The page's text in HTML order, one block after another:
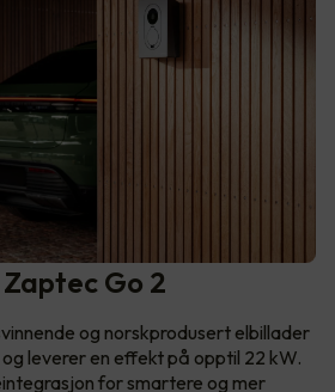
Go 2
og norskprodusert elbillader
leverer en effekt på opptil 22 kW.
for smartere og mer